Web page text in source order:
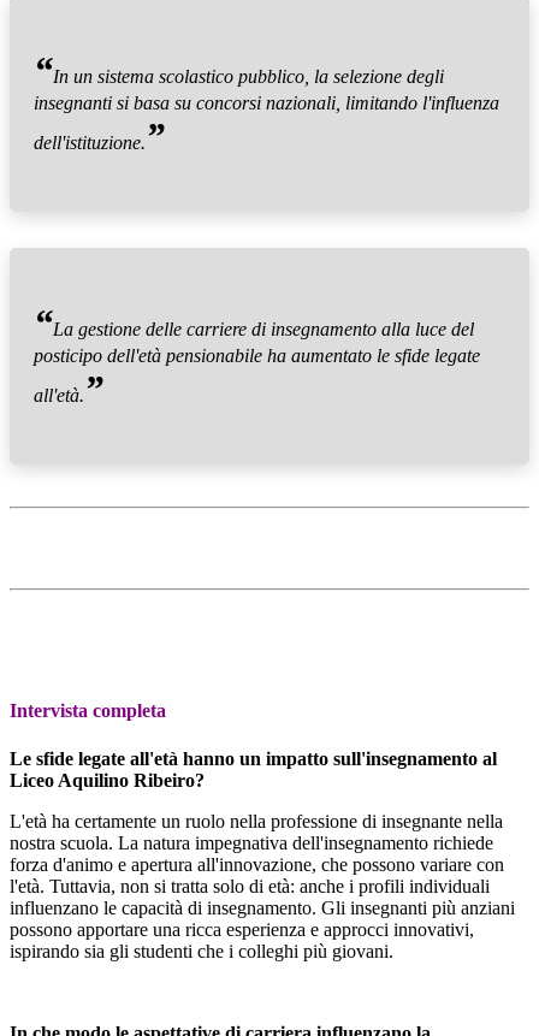
“In un sistema scolastico pubblico, la selezione degli
insegnanti si basa su concorsi nazionali, limitando l'influenza
dell'istituzione.”
“La gestione delle carriere di insegnamento alla luce del
posticipo dell'età pensionabile ha aumentato le sfide legate
all'età.”
Intervista completa
Le sfide legate all'età hanno un impatto sull'insegnamento al
Liceo Aquilino Ribeiro?
L'età ha certamente un ruolo nella professione di insegnante nella
nostra scuola. La natura impegnativa dell'insegnamento richiede
forza d'animo e apertura all'innovazione, che possono variare con
l'età. Tuttavia, non si tratta solo di età: anche i profili individuali
influenzano le capacità di insegnamento. Gli insegnanti più anziani
possono apportare una ricca esperienza e approcci innovativi,
ispirando sia gli studenti che i colleghi più giovani.